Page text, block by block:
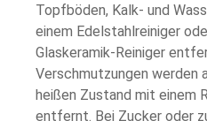
Topfböden, Kalk- und
einem Edelstahlreiniger
Glaskeramik-Reiniger
Verschmutzungen werden
heißen Zustand mit einem
entfernt. Bei Zucker oder